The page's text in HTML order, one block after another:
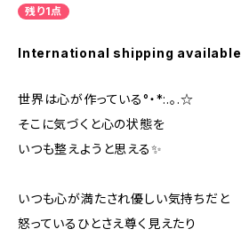
残り1点
International shipping available
世界は心が作っている°・*:.。.☆
そこに気づくと心の状態を
いつも整えようと思える✨️
いつも心が満たされ優しい気持ちだと
怒っているひとさえ尊く見えたり